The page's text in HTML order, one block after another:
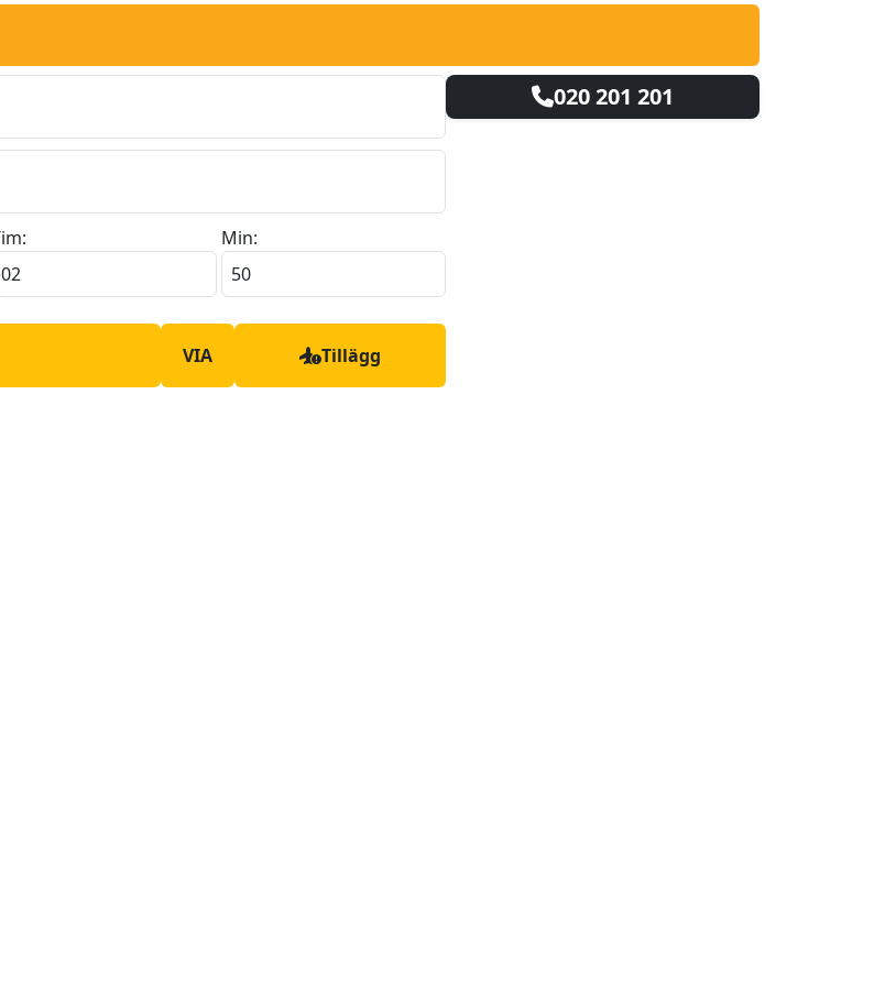
020 201 201
Min:
VIA Tillägg